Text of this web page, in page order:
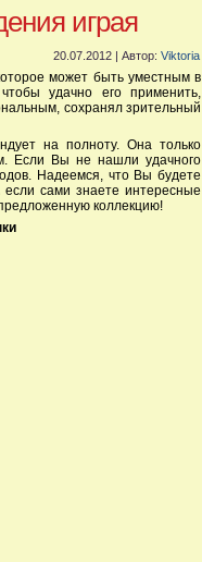
играя
20.07.2012 | Автор: Viktoria
может быть уместным в
удачно его применить,
сохранял зрительный
на полноту. Она только
Если Вы не нашли удачного
Надеемся, что Вы будете
сами знаете интересные
коллекцию!